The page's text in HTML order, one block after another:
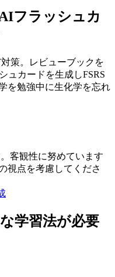
フラッシュカ
策。レビューブックを
ュカードを生成しFSRS
を勉強中に生化学を忘れ
客観性に努めています
視点を考慮してくださ
学習法が必要